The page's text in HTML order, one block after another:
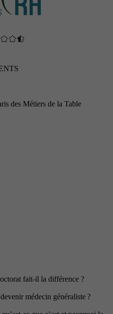
des Métiers de la Table
fait-il la différence ?
médecin généraliste ?